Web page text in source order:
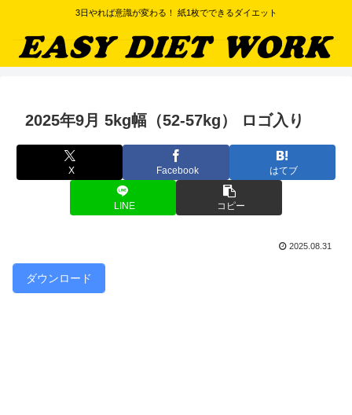
3日やれば意識が変わる！ 紙1枚でできるダイエット
2025年9月 5kg幅（52-57kg） ロゴ入り
X Facebook はてブ
LINE コピー
2025.08.31
ダウンロード